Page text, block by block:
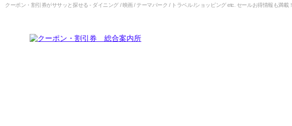
クーポン・割引券がササッと探せる - ダイニング / 映画 / テーマパーク / トラベル /ショッピング etc. セールお得情報も満載！